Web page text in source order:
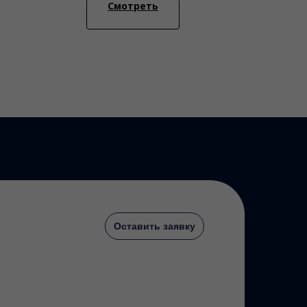
Смотреть
Оставить заявку